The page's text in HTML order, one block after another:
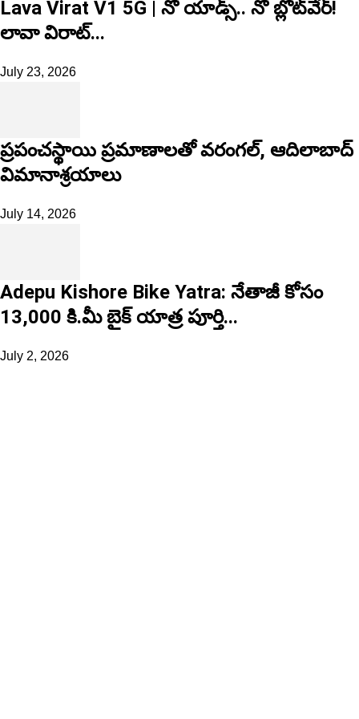
Lava Virat V1 5G | నో యాడ్స్.. నో బ్లోట్‌వేర్!
లావా విరాట్...
July 23, 2026
ప్రపంచస్థాయి ప్రమాణాలతో వరంగల్, ఆదిలాబాద్
విమానాశ్రయాలు
July 14, 2026
Adepu Kishore Bike Yatra: నేతాజీ కోసం
13,000 కి.మీ బైక్ యాత్ర పూర్తి...
July 2, 2026